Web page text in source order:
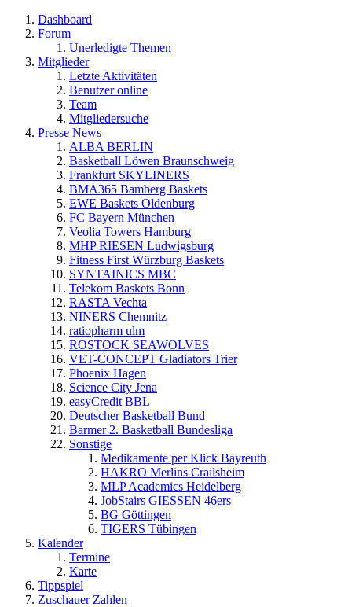
Dashboard
Forum
Unerledigte Themen
Mitglieder
Letzte Aktivitäten
Benutzer online
Team
Mitgliedersuche
Presse News
ALBA BERLIN
Basketball Löwen Braunschweig
Frankfurt SKYLINERS
BMA365 Bamberg Baskets
EWE Baskets Oldenburg
FC Bayern München
Veolia Towers Hamburg
MHP RIESEN Ludwigsburg
Fitness First Würzburg Baskets
SYNTAINICS MBC
Telekom Baskets Bonn
RASTA Vechta
NINERS Chemnitz
ratiopharm ulm
ROSTOCK SEAWOLVES
VET-CONCEPT Gladiators Trier
Phoenix Hagen
Science City Jena
easyCredit BBL
Deutscher Basketball Bund
Barmer 2. Basketball Bundesliga
Sonstige
Medikamente per Klick Bayreuth
HAKRO Merlins Crailsheim
MLP Academics Heidelberg
JobStairs GIESSEN 46ers
BG Göttingen
TIGERS Tübingen
Kalender
Termine
Karte
Tippspiel
Zuschauer Zahlen